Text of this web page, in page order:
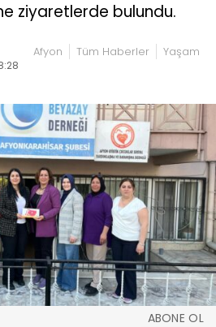
ziyaretlerde bulundu.
Afyon Tüm Haberler Yaşam
ABONE OL